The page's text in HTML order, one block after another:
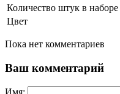
Количество штук в наборе
Цвет
Пока нет комментариев
Ваш комментарий